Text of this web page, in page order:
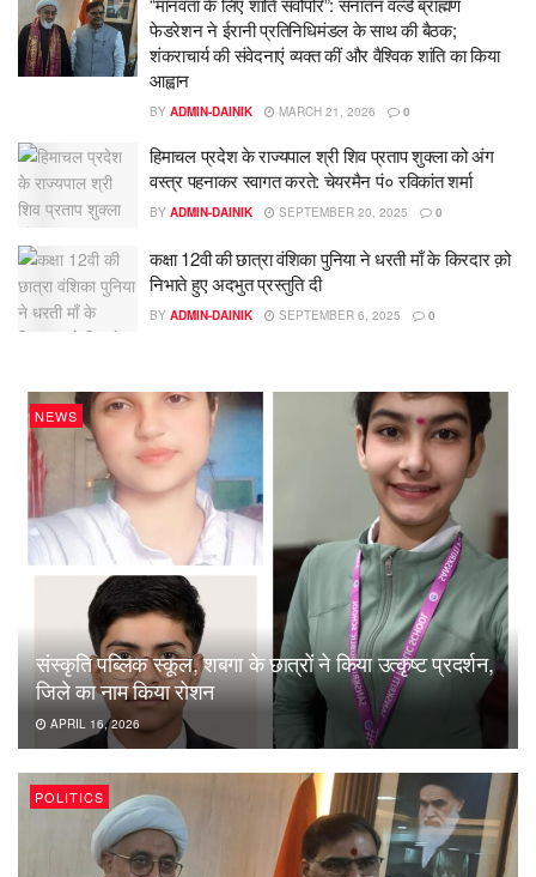
फेडरेशन ने ईरानी प्रतिनिधिमंडल के साथ की बैठक;
शंकराचार्य की संवेदनाएं व्यक्त कीं और वैश्विक शांति का किया
आह्वान
BY ADMIN-DAINIK MARCH 21, 2026 0
हिमाचल प्रदेश के राज्यपाल श्री शिव प्रताप शुक्ला को अंग
वस्त्र पहनाकर स्वागत करते: चेयरमैन पं० रविकांत शर्मा
BY ADMIN-DAINIK SEPTEMBER 20, 2025 0
कक्षा 12वी की छात्रा वंशिका पुनिया ने धरती माँ के किरदार क़ो
निभाते हुए अदभुत प्रस्तुति दी
BY ADMIN-DAINIK SEPTEMBER 6, 2025 0
NEWS
संस्कृति पब्लिक स्कूल, शबगा के छात्रों ने किया उत्कृष्ट प्रदर्शन,
जिले का नाम किया रोशन
APRIL 16, 2026
POLITICS